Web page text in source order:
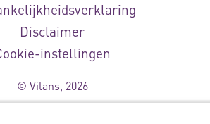
Disclaimer
instellingen
© Vilans, 2026